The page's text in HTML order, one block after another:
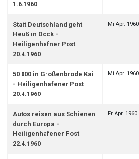
1.6.1960
Statt Deutschland geht
Heuß in Dock -
Heiligenhafner Post
20.4.1960
Mi Apr. 1960
50 000 in Großenbrode Kai
- Heiligenhafener Post
20.4.1960
Mi Apr. 1960
Autos reisen aus Schienen
durch Europa -
Heiligenhafener Post
22.4.1960
Fr Apr. 1960